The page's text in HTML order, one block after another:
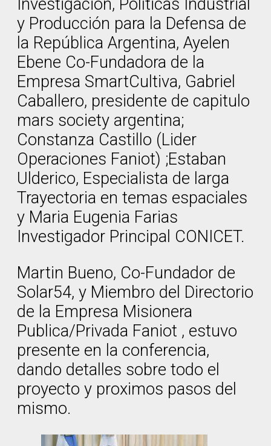
Investigación, Políticas Industrial
y Producción para la Defensa de
la República Argentina, Ayelen
Ebene Co-Fundadora de la
Empresa SmartCultiva, Gabriel
Caballero, presidente de capitulo
mars society argentina;
Constanza Castillo (Lider
Operaciones Faniot) ;Estaban
Ulderico, Especialista de larga
Trayectoria en temas espaciales
y Maria Eugenia Farias
Investigador Principal CONICET.
Martin Bueno, Co-Fundador de
Solar54, y Miembro del Directorio
de la Empresa Misionera
Publica/Privada Faniot , estuvo
presente en la conferencia,
dando detalles sobre todo el
proyecto y proximos pasos del
mismo.